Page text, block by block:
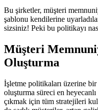
Bu şirketler, müşteri
şablonu kendilerine
sizsiniz! Peki bu politikayı
Müşteri
Oluşturma
İşletme politikaları üzerine
oluşturma süreci en
çıkmak için tüm stratejileri